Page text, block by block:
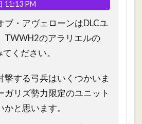
11:13 PM
ブ・アヴェローンはDLCユ
TWWH2のアラリエルの
ください。
撃する弓兵はいくつかいま
ガリズ勢力限定のユニット
と思います。